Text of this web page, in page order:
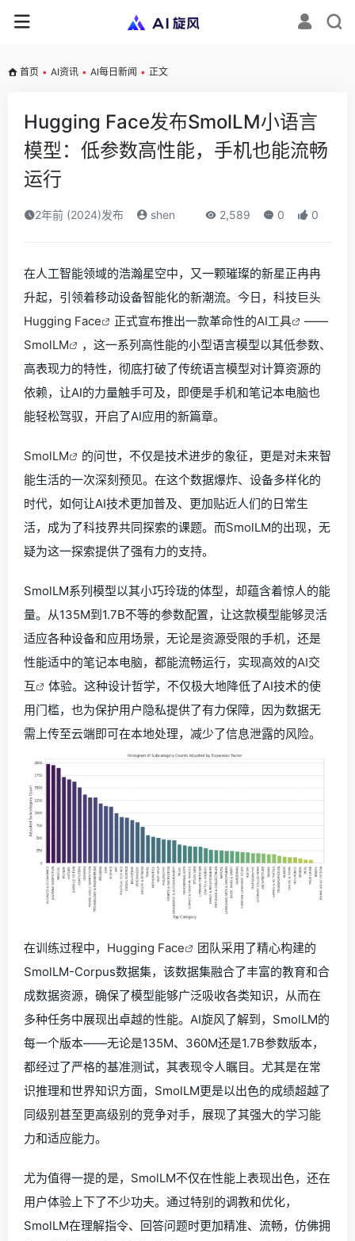
首页 • AI资讯 • AI每日新闻 • 正文
Hugging Face发布SmolLM小语言
模型：低参数高性能，手机也能流畅
运行
2年前 (2024)发布 shen 2,589 0 0
在人工智能领域的浩瀚星空中，又一颗璀璨的新星正冉冉
升起，引领着移动设备智能化的新潮流。今日，科技巨头
Hugging Face
正式宣布推出一款革命性的AI工具
——
SmolLM
，这一系列高性能的小型语言模型以其低参数、
高表现力的特性，彻底打破了传统语言模型对计算资源的
依赖，让AI的力量触手可及，即便是手机和笔记本电脑也
能轻松驾驭，开启了AI应用的新篇章。
SmolLM
的问世，不仅是技术进步的象征，更是对未来智
能生活的一次深刻预见。在这个数据爆炸、设备多样化的
时代，如何让AI技术更加普及、更加贴近人们的日常生
活，成为了科技界共同探索的课题。而SmolLM的出现，无
疑为这一探索提供了强有力的支持。
SmolLM系列模型以其小巧玲珑的体型，却蕴含着惊人的能
量。从135M到1.7B不等的参数配置，让这款模型能够灵活
适应各种设备和应用场景，无论是资源受限的手机，还是
性能适中的笔记本电脑，都能流畅运行，实现高效的AI交
互
体验。这种设计哲学，不仅极大地降低了AI技术的使
用门槛，也为保护用户隐私提供了有力保障，因为数据无
需上传至云端即可在本地处理，减少了信息泄露的风险。
在训练过程中， Hugging Face
团队采用了精心构建的
SmolLM-Corpus数据集，该数据集融合了丰富的教育和合
成数据资源，确保了模型能够广泛吸收各类知识，从而在
多种任务中展现出卓越的性能。AI旋风了解到，SmolLM的
每一个版本——无论是135M、360M还是1.7B参数版本，
都经过了严格的基准测试，其表现令人瞩目。尤其是在常
识推理和世界知识方面，SmolLM更是以出色的成绩超越了
同级别甚至更高级别的竞争对手，展现了其强大的学习能
力和适应能力。
尤为值得一提的是，SmolLM不仅在性能上表现出色，还在
用户体验上下了不少功夫。通过特别的调教和优化，
SmolLM在理解指令、回答问题时更加精准、流畅，仿佛拥